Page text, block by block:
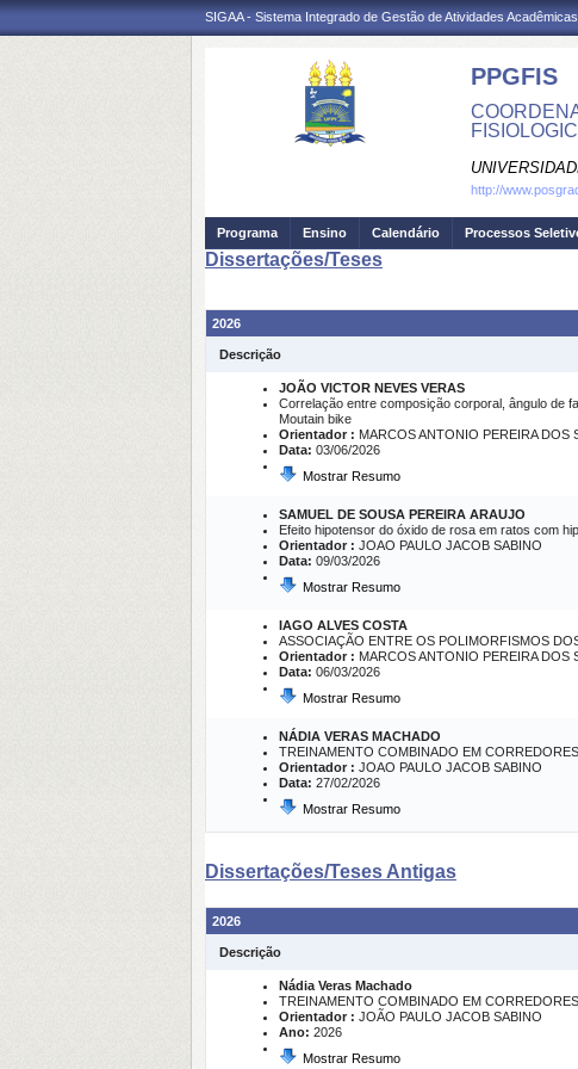
SIGAA - Sistema Integrado de Gestão de Atividades Acadêmicas
PPGFIS
http://
Programa Ensino Calendário Processos
Dissertações/Teses
2026
Descrição
JOÃO VICTOR NEVES VERAS
Correlação entre composição corporal, ângulo de
Moutain bike
Orientador : MARCOS ANTONIO PEREIRA DOS
Data: 03/06/2026
Mostrar Resumo
SAMUEL DE SOUSA PEREIRA ARAUJO
Efeito hipotensor do óxido de rosa em ratos com
Orientador : JOAO PAULO JACOB SABINO
Data: 09/03/2026
Mostrar Resumo
IAGO ALVES COSTA
ASSOCIAÇÃO ENTRE OS POLIMORFISMOS
Orientador : MARCOS ANTONIO PEREIRA DOS
Data: 06/03/2026
Mostrar Resumo
NÁDIA VERAS MACHADO
TREINAMENTO COMBINADO EM
Orientador : JOAO PAULO JACOB SABINO
Data: 27/02/2026
Mostrar Resumo
Dissertações/Teses Antigas
2026
Descrição
Nádia Veras Machado
TREINAMENTO COMBINADO EM
Orientador : JOÃO PAULO JACOB SABINO
Ano: 2026
Mostrar Resumo